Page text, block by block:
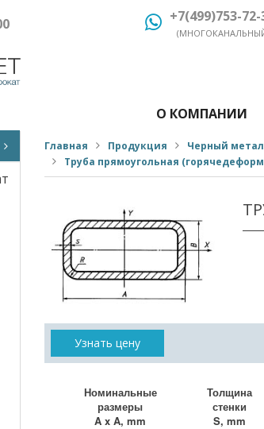
+7(499)753-72-
О КОМПАНИИ
Главная Продукция Черный
Труба прямоугольная
Узнать цену
Номинальные
размеры
A x A, mm
Толщина
стенки
S, mm